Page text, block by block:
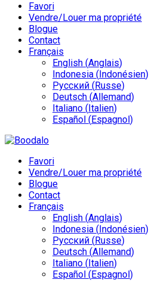
Favori
Vendre/Louer ma propriété
Blogue
Contact
Français
English (Anglais)
Indonesia (Indonésien)
Русский (Russe)
Deutsch (Allemand)
Italiano (Italien)
Español (Espagnol)
Favori
Vendre/Louer ma propriété
Blogue
Contact
Français
English (Anglais)
Indonesia (Indonésien)
Русский (Russe)
Deutsch (Allemand)
Italiano (Italien)
Español (Espagnol)